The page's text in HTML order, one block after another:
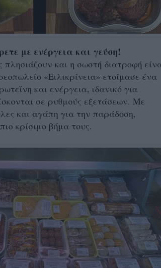
με ενέργεια και γεύση!
πλησιάζουν και η σωστή διατροφή
«Ειλικρίνεια» ετοίμασε ένα
και ενέργεια, ιδανικό για
σε ρυθμούς εξετάσεων. Με
και αγάπη για την παράδοση,
κρίσιμο βήμα τους.